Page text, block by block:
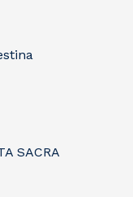
SACRA